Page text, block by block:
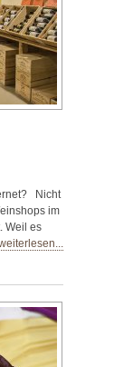
Nicht
im
Weil es